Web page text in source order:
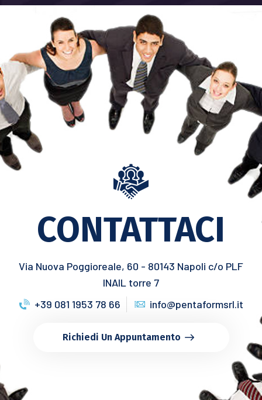
CONTATTACI
Via Nuova Poggioreale, 60 - 80143 Napoli c/o PLF
INAIL torre 7
+39 081 1953 78 66
info@pentaformsrl.it
Richiedi Un Appuntamento